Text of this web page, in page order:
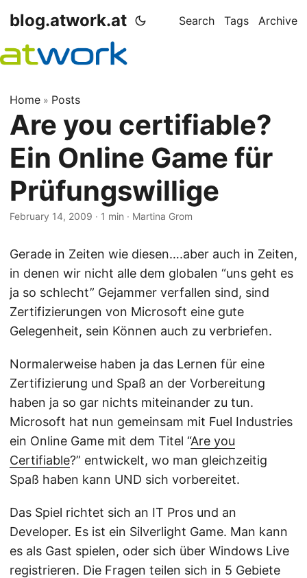
blog.atwork.at Search Tags Archive
Home » Posts
Are you certifiable?
Ein Online Game für
Prüfungswillige
February 14, 2009 · 1 min · Martina Grom
Gerade in Zeiten wie diesen….aber auch in Zeiten,
in denen wir nicht alle dem globalen “uns geht es
ja so schlecht” Gejammer verfallen sind, sind
Zertifizierungen von Microsoft eine gute
Gelegenheit, sein Können auch zu verbriefen.
Normalerweise haben ja das Lernen für eine
Zertifizierung und Spaß an der Vorbereitung
haben ja so gar nichts miteinander zu tun.
Microsoft hat nun gemeinsam mit Fuel Industries
ein Online Game mit dem Titel “Are you
Certifiable?” entwickelt, wo man gleichzeitig
Spaß haben kann UND sich vorbereitet.
Das Spiel richtet sich an IT Pros und an
Developer. Es ist ein Silverlight Game. Man kann
es als Gast spielen, oder sich über Windows Live
registrieren. Die Fragen teilen sich in 5 Gebiete